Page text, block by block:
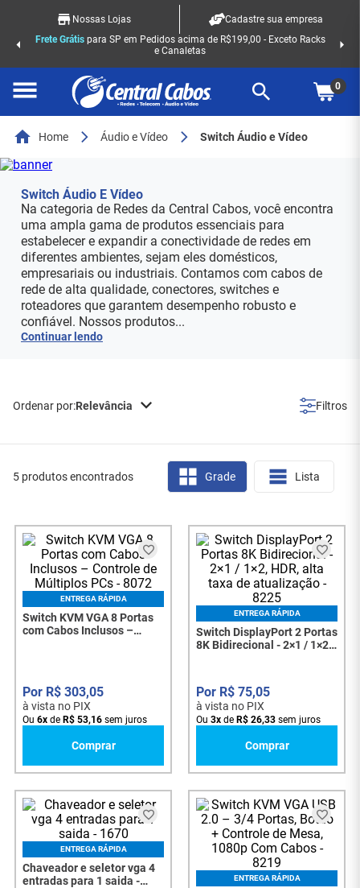
Nossas Lojas
Cadastre sua empresa
Frete Grátispara SP em Pedidos acima de R$199,00 - Exceto Racks
e Canaletas
0
Home Áudio e Vídeo Switch Áudio e Vídeo
Switch Áudio E Vídeo
Na categoria de Redes da Central Cabos, você encontra
uma ampla gama de produtos essenciais para
estabelecer e expandir a conectividade de redes em
diferentes ambientes, sejam eles domésticos,
empresariais ou industriais. Contamos com cabos de
rede de alta qualidade, conectores, switches e
roteadores que garantem desempenho robusto e
confiável. Nossos produtos...
Continuar lendo
Relevância
5 produtos encontrados Grade Lista
ENTREGA RÁPIDA
Switch KVM VGA 8 Portas
com Cabos Inclusos –
R$ 303,05
à vista no PIX
Ou 6x de R$ 53,16 sem juros
Comprar
ENTREGA RÁPIDA
Switch DisplayPort 2 Portas
8K Bidirecional - 2×1 / 1×2,
R$ 75,05
à vista no PIX
Ou 3x de R$ 26,33 sem juros
Comprar
ENTREGA RÁPIDA
Chaveador e seletor vga 4
entradas para 1 saida -
ENTREGA RÁPIDA